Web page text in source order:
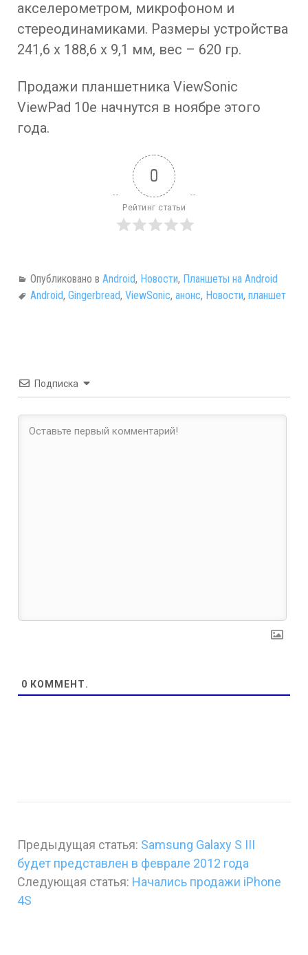
акселерометром, микрофоном и
стереодинамиками. Размеры устройства
241,6 x 188,6 x 9,1 мм, вес – 620 гр.
Продажи планшетника ViewSonic
ViewPad 10e начнутся в ноябре этого
года.
0
Рейтинг статьи
Опубликовано в Android, Новости, Планшеты на Android
Android, Gingerbread, ViewSonic, анонс, Новости, планшет
Подписка
0 КОММЕНТ.
Предыдущая статья: Samsung Galaxy S III
будет представлен в феврале 2012 года
Следующая статья: Начались продажи iPhone
4S